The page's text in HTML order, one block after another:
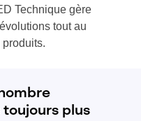
Technique gère
tout au
produits.
plus